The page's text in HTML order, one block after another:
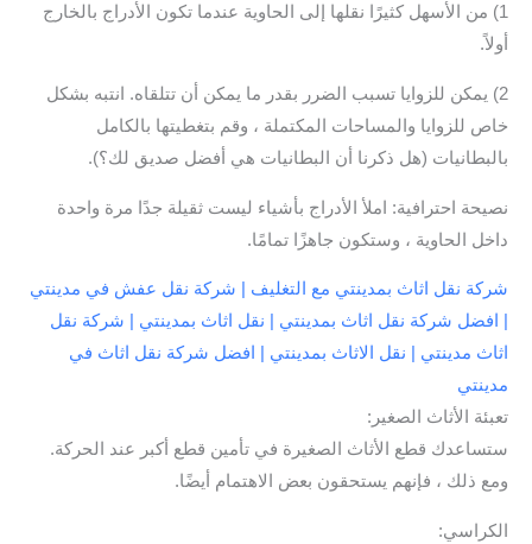
1) من الأسهل كثيرًا نقلها إلى الحاوية عندما تكون الأدراج بالخارج
أولاً.
2) يمكن للزوايا تسبب الضرر بقدر ما يمكن أن تتلقاه. انتبه بشكل
خاص للزوايا والمساحات المكتملة ، وقم بتغطيتها بالكامل
بالبطانيات (هل ذكرنا أن البطانيات هي أفضل صديق لك؟).
نصيحة احترافية: املأ الأدراج بأشياء ليست ثقيلة جدًا مرة واحدة
داخل الحاوية ، وستكون جاهزًا تمامًا.
شركة نقل اثاث بمدينتي مع التغليف | شركة نقل عفش في مدينتي
| افضل شركة نقل اثاث بمدينتي | نقل اثاث بمدينتي | شركة نقل
اثاث مدينتي | نقل الاثاث بمدينتي | افضل شركة نقل اثاث في
مدينتي
تعبئة الأثاث الصغير:
ستساعدك قطع الأثاث الصغيرة في تأمين قطع أكبر عند الحركة.
ومع ذلك ، فإنهم يستحقون بعض الاهتمام أيضًا.
الكراسي: